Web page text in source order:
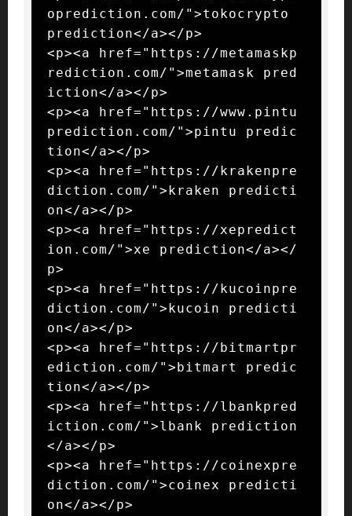
oprediction.com/">tokocrypto
prediction</a></p>
<p><a href="https://metamaskp
rediction.com/">metamask pred
iction</a></p>
<p><a href="https://www.pintu
prediction.com/">pintu predic
tion</a></p>
<p><a href="https://krakenpre
diction.com/">kraken predicti
on</a></p>
<p><a href="https://xepredict
ion.com/">xe prediction</a></
p>
<p><a href="https://kucoinpre
diction.com/">kucoin predicti
on</a></p>
<p><a href="https://bitmartpr
ediction.com/">bitmart predic
tion</a></p>
<p><a href="https://lbankpred
iction.com/">lbank prediction
</a></p>
<p><a href="https://coinexpre
diction.com/">coinex predicti
on</a></p>